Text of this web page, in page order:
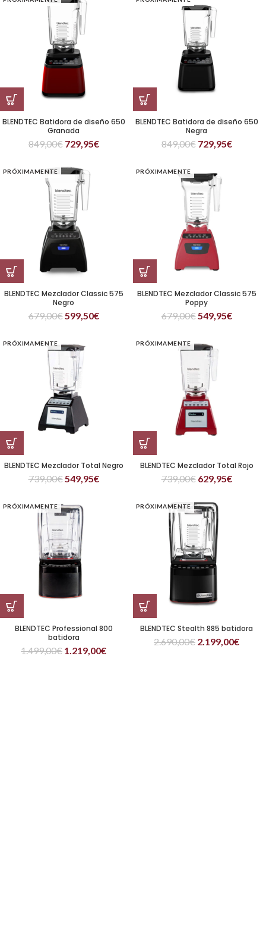
BLENDTEC Batidora de diseño 650
Granada
849,00€ 729,95€
BLENDTEC Batidora de diseño 650
Negra
849,00€ 729,95€
PRÓXIMAMENTE
BLENDTEC Mezclador Classic 575
Negro
679,00€599,50€
PRÓXIMAMENTE
BLENDTEC Mezclador Classic 575
Poppy
679,00€549,95€
PRÓXIMAMENTE
BLENDTEC Mezclador Total Negro
739,00€549,95€
PRÓXIMAMENTE
BLENDTEC Mezclador Total Rojo
739,00€ 629,95€
PRÓXIMAMENTE
BLENDTEC Professional 800
batidora
1.499,00€ 1.219,00€
PRÓXIMAMENTE
BLENDTEC Stealth 885 batidora
2.690,00€ 2.199,00€